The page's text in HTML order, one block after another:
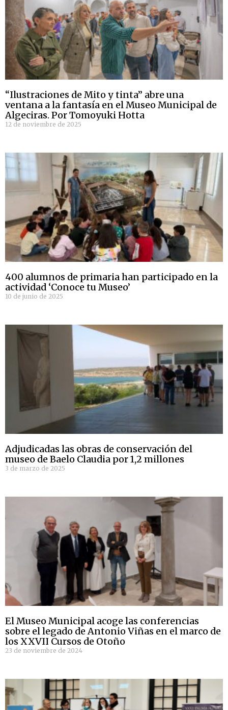
“Ilustraciones de Mito y tinta” abre una
ventana a la fantasía en el Museo Municipal de
Algeciras. Por Tomoyuki Hotta
12 de noviembre de 2025
400 alumnos de primaria han participado en la
actividad ‘Conoce tu Museo’
10 de junio de 2025
Adjudicadas las obras de conservación del
museo de Baelo Claudia por 1,2 millones
3 de marzo de 2025
El Museo Municipal acoge las conferencias
sobre el legado de Antonio Viñas en el marco de
los XXVII Cursos de Otoño
23 de noviembre de 2024